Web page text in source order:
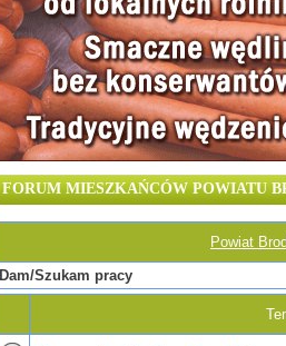
FORUM MIESZKAŃCÓW POWIATU
Powiat
Dam/Szukam pracy